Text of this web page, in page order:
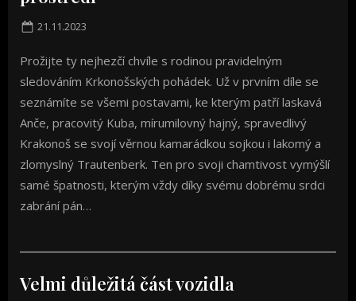
Posted
21.11.2023
Prožijte ty nejhezčí chvíle s rodinou pravidelným
sledováním Krkonošských pohádek. Už v prvním díle se
seznámíte se všemi postavami, ke kterým patří laskavá
Anče, pracovitý Kuba, mírumilovný hajný, spravedlivý
Krakonoš se svojí věrnou kamarádkou sojkou i lakomý a
zlomyslný Trautenberk. Ten pro svoji chamtivost vymýšlí
samé špatnosti, kterým vždy díky svému dobrému srdci
zabrání pán…
Velmi důležitá část vozidla